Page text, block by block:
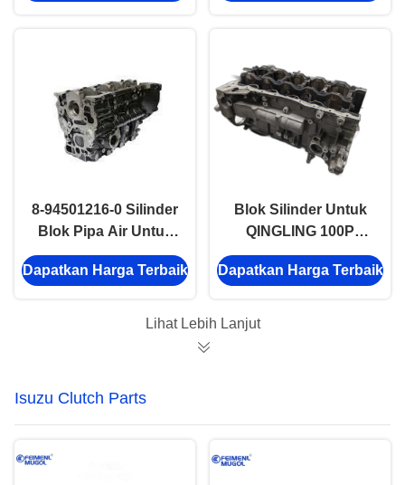
8-94501216-0 Silinder
Blok Pipa Air Untuk
ISUZU 4JB1 JMC
1030
Dapatkan Harga Terbaik
Blok Silinder Untuk
QINGLING 100P
4JB1CN 1002010-
PA11 Truck Auto Part
Dapatkan Harga Terbaik
Lihat Lebih Lanjut
Isuzu Clutch Parts